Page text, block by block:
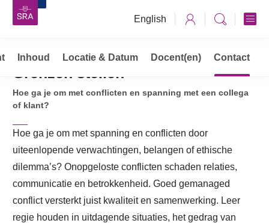
English
Opleidingen, cursussen & trainingen
Grenzen stellen
Hoe ga je om met conflicten en spanning met een collega
of klant?
Hoe ga je om met spanning en conflicten door
uiteenlopende verwachtingen, belangen of ethische
dilemma’s? Onopgeloste conflicten schaden relaties,
communicatie en betrokkenheid. Goed gemanaged
conflict versterkt juist kwaliteit en samenwerking. Leer
regie houden in uitdagende situaties, het gedrag van
Inhoud Locatie & Datum Docent(en) Contact